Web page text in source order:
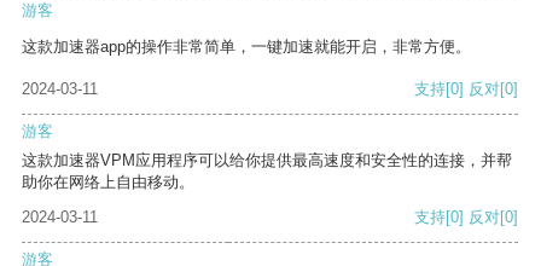
游客
这款加速器app的操作非常简单，一键加速就能开启，非常方便。
2024-03-11 支持[0] 反对[0]
游客
这款加速器VPM应用程序可以给你提供最高速度和安全性的连接，并帮
助你在网络上自由移动。
2024-03-11
支持[0] 反对[0]
游客